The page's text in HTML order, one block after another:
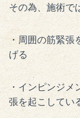
その為、施術で
・周囲の筋緊張
げる
・インピンジメ
張を起こしてい